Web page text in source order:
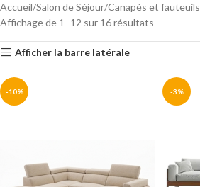
Accueil Salon de Séjour Canapés et fauteuils
Affichage de 1–12 sur 16 résultats
Afficher la barre latérale
-10% -3%